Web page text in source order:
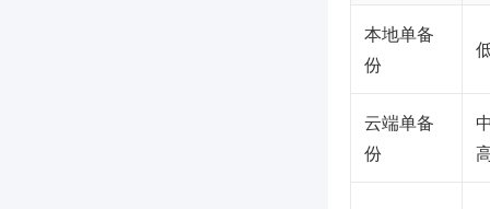
本地单备
份
云端单备
份